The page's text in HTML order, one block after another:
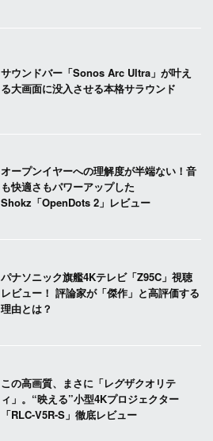
サウンドバー「Sonos Arc Ultra」が叶え
る大画面に没入させる本格サラウンド
オープンイヤーへの理解度が半端ない！音
も快適さもパワーアップした
Shokz「OpenDots 2」レビュー
パナソニック旗艦4Kテレビ「Z95C」視聴
レビュー！ 評論家が「傑作」と高評価する
理由とは？
この高画質、まさに「レグザクオリテ
ィ」。“映える”小型4Kプロジェクター
「RLC-V5R-S」徹底レビュー